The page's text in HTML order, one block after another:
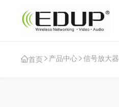
首页 产品中心 信号放大器